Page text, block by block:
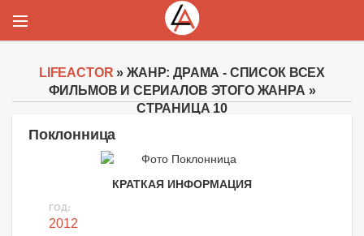
LIFEACTOR » ЖАНР: ДРАМА - СПИСОК ВСЕХ
ФИЛЬМОВ И СЕРИАЛОВ ЭТОГО ЖАНРА »
СТРАНИЦА 10
Поклонница
КРАТКАЯ ИНФОРМАЦИЯ
ГОД:
2012